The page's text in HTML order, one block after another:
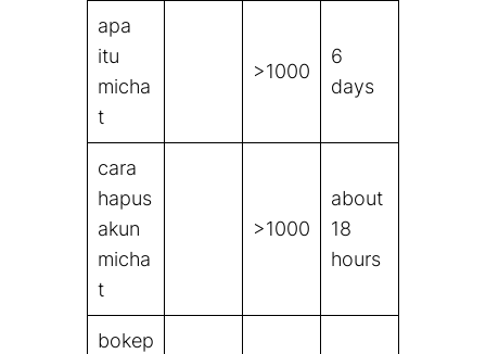
apa
itu
micha
t
>1000
6
days
cara
hapus
akun
micha
t
>1000
about
18
hours
bokep